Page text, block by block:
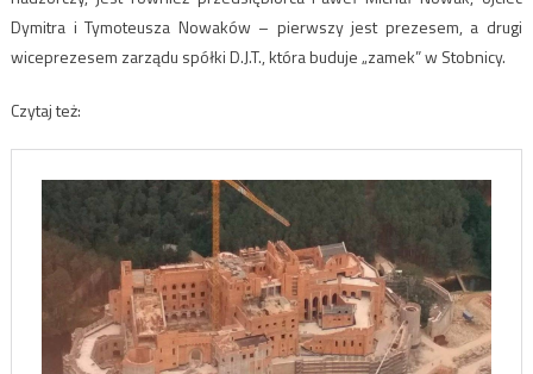
Dymitra i Tymoteusza Nowaków – pierwszy jest prezesem, a drugi
wiceprezesem zarządu spółki D.J.T., która buduje „zamek” w Stobnicy.
Czytaj też: